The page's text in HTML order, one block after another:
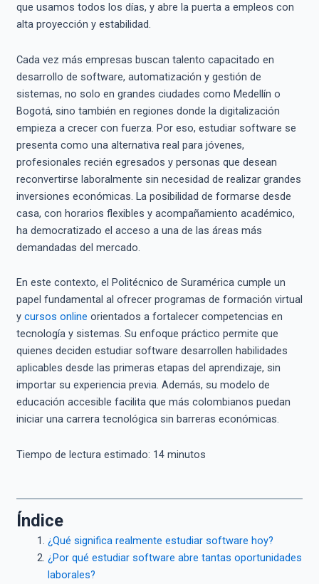
que usamos todos los días, y abre la puerta a empleos con
alta proyección y estabilidad.
Cada vez más empresas buscan talento capacitado en
desarrollo de software, automatización y gestión de
sistemas, no solo en grandes ciudades como Medellín o
Bogotá, sino también en regiones donde la digitalización
empieza a crecer con fuerza. Por eso, estudiar software se
presenta como una alternativa real para jóvenes,
profesionales recién egresados y personas que desean
reconvertirse laboralmente sin necesidad de realizar grandes
inversiones económicas. La posibilidad de formarse desde
casa, con horarios flexibles y acompañamiento académico,
ha democratizado el acceso a una de las áreas más
demandadas del mercado.
En este contexto, el Politécnico de Suramérica cumple un
papel fundamental al ofrecer programas de formación virtual
y cursos online orientados a fortalecer competencias en
tecnología y sistemas. Su enfoque práctico permite que
quienes deciden estudiar software desarrollen habilidades
aplicables desde las primeras etapas del aprendizaje, sin
importar su experiencia previa. Además, su modelo de
educación accesible facilita que más colombianos puedan
iniciar una carrera tecnológica sin barreras económicas.
Tiempo de lectura estimado: 14minutos
Índice
¿Qué significa realmente estudiar software hoy?
¿Por qué estudiar software abre tantas oportunidades
laborales?